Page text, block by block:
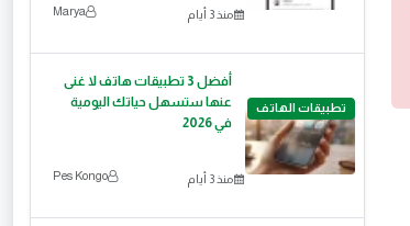
منذ 3 أيام Marya
تطبيقات الهاتف
أفضل 3 تطبيقات هاتف لا غنى
عنها ستسهل حياتك اليومية
في 2026
منذ 3 أيام Pes Kongo